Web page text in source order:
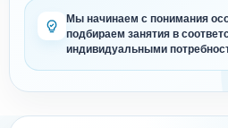
Мы начинаем с понимания
подбираем занятия в
индивидуальными